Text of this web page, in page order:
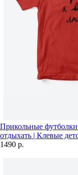
Прикольные футболки
отдыхать | Клевые
1490 р.